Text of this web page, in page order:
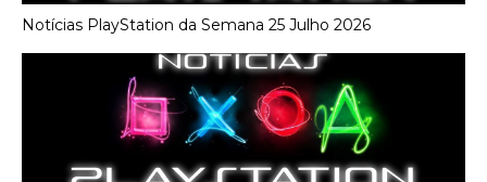
Notícias PlayStation da Semana 25 Julho 2026